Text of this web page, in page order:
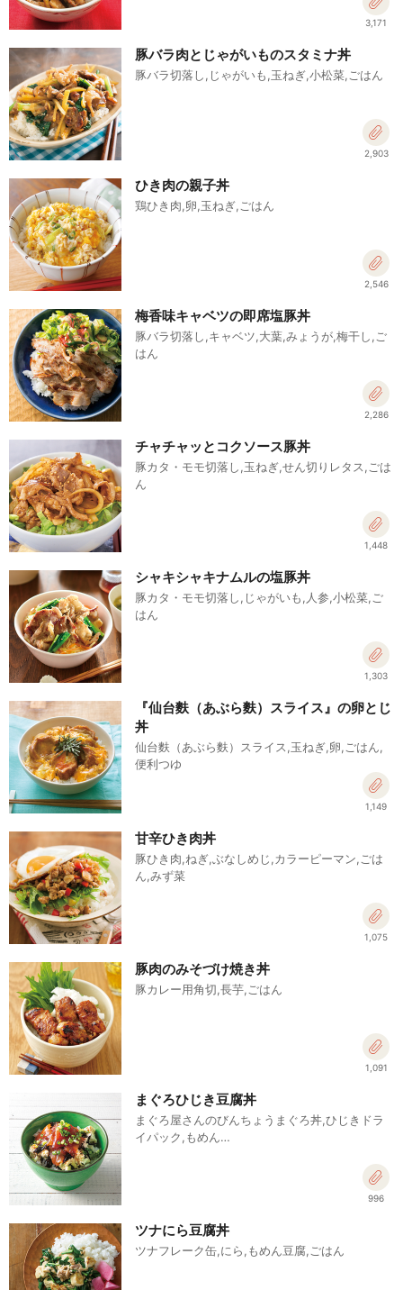
3,171
豚バラ肉とじゃがいものスタミナ丼
豚バラ切落し,じゃがいも,玉ねぎ,小松菜,ごはん
2,903
ひき肉の親子丼
鶏ひき肉,卵,玉ねぎ,ごはん
2,546
梅香味キャベツの即席塩豚丼
豚バラ切落し,キャベツ,大葉,みょうが,梅干し,ご
はん
2,286
チャチャッとコクソース豚丼
豚カタ・モモ切落し,玉ねぎ,せん切りレタス,ごは
ん
1,448
シャキシャキナムルの塩豚丼
豚カタ・モモ切落し,じゃがいも,人参,小松菜,ご
はん
1,303
『仙台麩（あぶら麩）スライス』の卵とじ
丼
仙台麩（あぶら麩）スライス,玉ねぎ,卵,ごはん,
便利つゆ
1,149
甘辛ひき肉丼
豚ひき肉,ねぎ,ぶなしめじ,カラーピーマン,ごは
ん,みず菜
1,075
豚肉のみそづけ焼き丼
豚カレー用角切,長芋,ごはん
1,091
まぐろひじき豆腐丼
まぐろ屋さんのびんちょうまぐろ丼,ひじきドラ
イパック,もめん…
996
ツナにら豆腐丼
ツナフレーク缶,にら,もめん豆腐,ごはん